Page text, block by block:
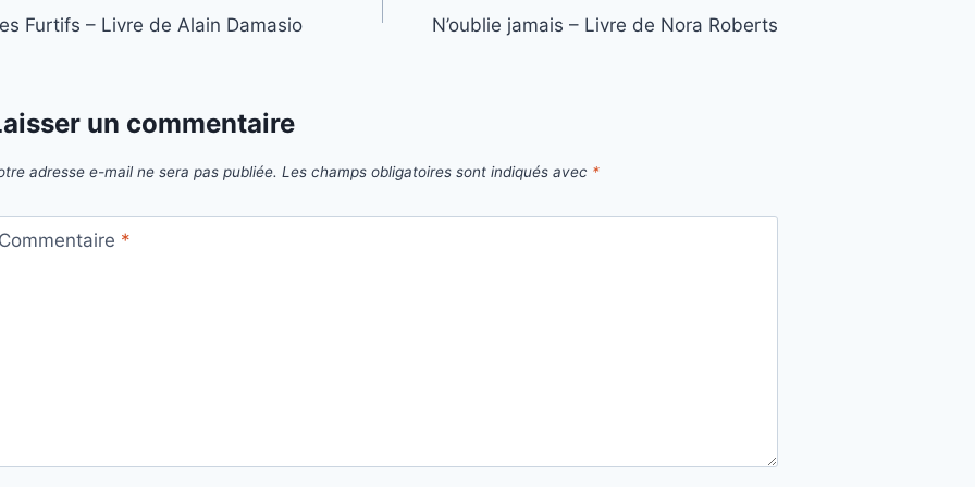
Furtifs – Livre de Alain Damasio N’oublie jamais – Livre de Nora Roberts
un commentaire
adresse e-mail ne sera pas publiée. Les champs obligatoires sont indiqués avec *
Commentaire *